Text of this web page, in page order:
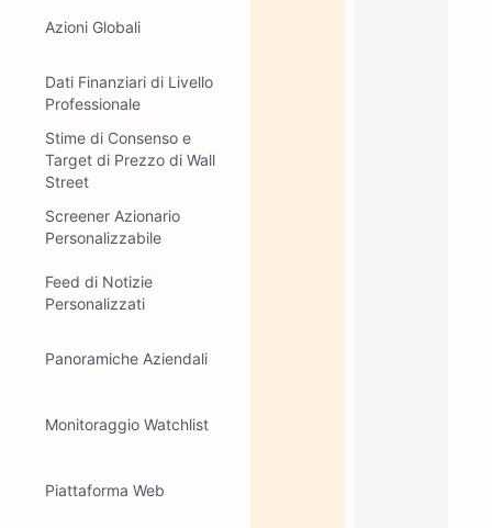
Azioni Globali
Dati Finanziari di Livello
Professionale
Stime di Consenso e
Target di Prezzo di Wall
Street
Screener Azionario
Personalizzabile
Feed di Notizie
Personalizzati
Panoramiche Aziendali
Monitoraggio Watchlist
Piattaforma Web